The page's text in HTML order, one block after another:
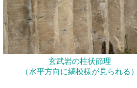
玄武岩の柱状節理
（水平方向に縞模様が見られる